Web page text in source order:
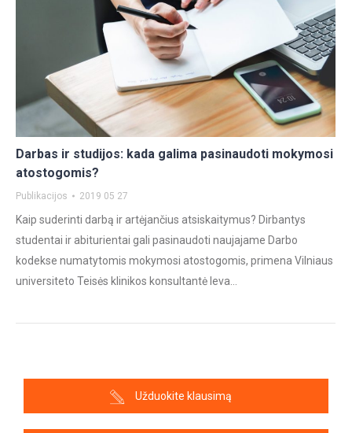
Darbas ir studijos: kada galima pasinaudoti mokymosi
atostogomis?
Publikacijos 2019 05 27
Kaip suderinti darbą ir artėjančius atsiskaitymus? Dirbantys
studentai ir abiturientai gali pasinaudoti naujajame Darbo
kodekse numatytomis mokymosi atostogomis, primena Vilniaus
universiteto Teisės klinikos konsultantė Ieva…
Užduokite klausimą